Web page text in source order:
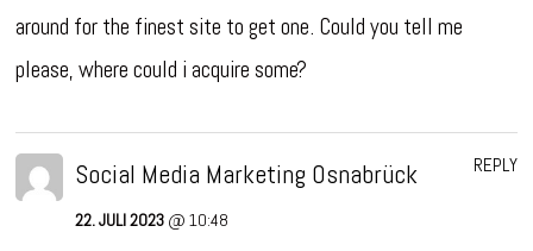
around for the finest site to get one. Could you tell me
please, where could i acquire some?
Social Media Marketing Osnabrück
22. JULI 2023 @ 10:48
REPLY